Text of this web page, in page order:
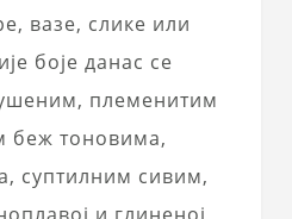
вазе, слике или
боје данас се
племенитим
беж тоновима,
суптилним сивим,